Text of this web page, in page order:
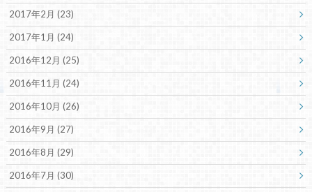
2017年2月 (23)
2017年1月 (24)
2016年12月 (25)
2016年11月 (24)
2016年10月 (26)
2016年9月 (27)
2016年8月 (29)
2016年7月 (30)